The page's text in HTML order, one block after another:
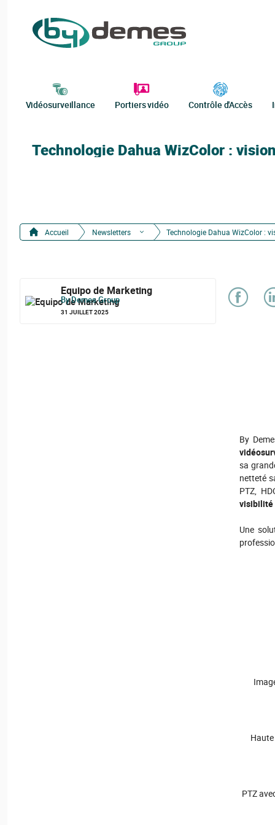
Vidéosurveillance Portiers vidéo Contrôle d'Accès
Technologie Dahua WizColor :
Accueil Newsletters
Equipo de Marketing
By Demes Group
31 JUILLET 2025
By
sa
netteté
PTZ,
visibilité
Une
PTZ